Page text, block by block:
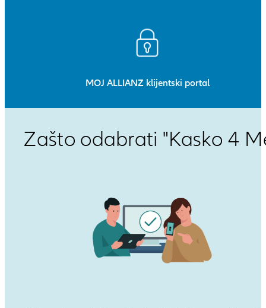
MOJ ALLIANZ klijentski portal
Zašto odabrati "Kasko 4